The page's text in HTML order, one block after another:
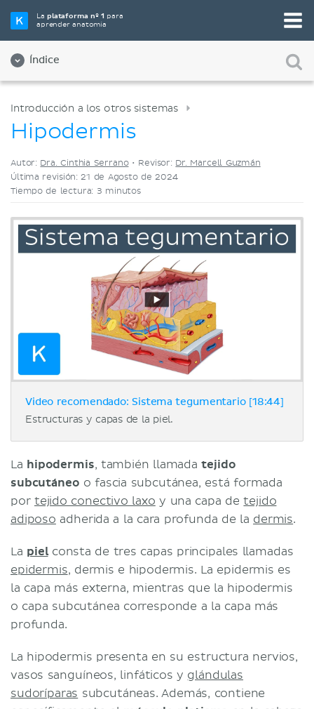
Laplataforma nº 1 para
aprender anatomía
Índice
Elige tu herramienta de estudio favorita
Videos
Introducción a los otros sistemas
Hipodermis
Autor: Dra. Cinthia Serrano• Revisor: Dr. Marcell Guzmán
Última revisión: 21 de Agosto de 2024
Tiempo de lectura: 3 minutos
Video recomendado: Sistema tegumentario [18:44]
Estructuras y capas de la piel.
La hipodermis, también llamadatejido
subcutáneo o fascia subcutánea, está formada
por tejido conectivo laxo y una capa detejido
adiposo adherida a la cara profunda de la dermis.
La pielconsta de tres capas principales llamadas
epidermis, dermis e hipodermis. La epidermis es
la capa más externa, mientras que la hipodermis
o capa subcutánea corresponde a la capa más
profunda.
La hipodermis presenta en su estructura nervios,
vasos sanguíneos, linfáticos y glándulas
sudoríparas subcutáneas. Además, contiene